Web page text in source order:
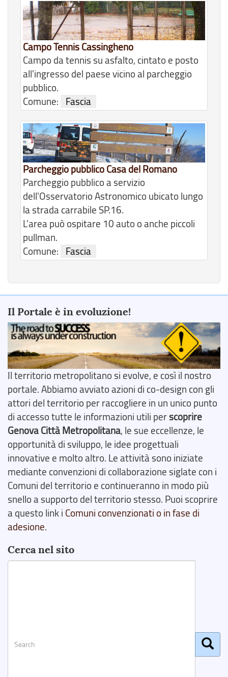
Campo Tennis Cassingheno
Campo da tennis su asfalto, cintato e posto
all'ingresso del paese vicino al parcheggio
pubblico.
Comune:
Fascia
Parcheggio pubblico Casa del Romano
Parcheggio pubblico a servizio
dell'Osservatorio Astronomico ubicato lungo
la strada carrabile SP.16.
L'area può ospitare 10 auto o anche piccoli
pullman.
Comune:
Fascia
Il Portale è in evoluzione!
Il territorio metropolitano si evolve, e così il nostro
portale. Abbiamo avviato azioni di co-design con gli
attori del territorio per raccogliere in un unico punto
di accesso tutte le informazioni utili perscoprire
Genova Città Metropolitana, le sue eccellenze, le
opportunità di sviluppo, le idee progettuali
innovative e molto altro. Le attività sono iniziate
mediante convenzioni di collaborazione siglate con i
Comuni del territorio e continueranno in modo più
snello a supporto del territorio stesso. Puoi scoprire
a questo link i Comuni convenzionati o in fase di
adesione.
Cerca nel sito